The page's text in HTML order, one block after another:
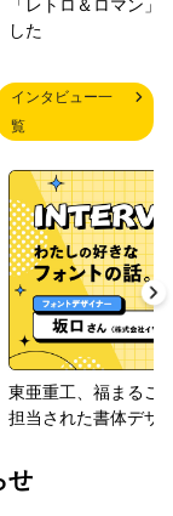
「レトロ＆ロマン」
した
インタビュー一
覧
東亜重工、福まるご
担当された書体デザ
せ